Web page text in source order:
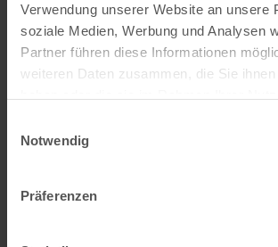
Verwendung unserer Website an unsere
soziale Medien, Werbung und Analysen
Partner führen diese Informationen
weiteren Daten zusammen, die Sie
Notwendig
Präferenzen